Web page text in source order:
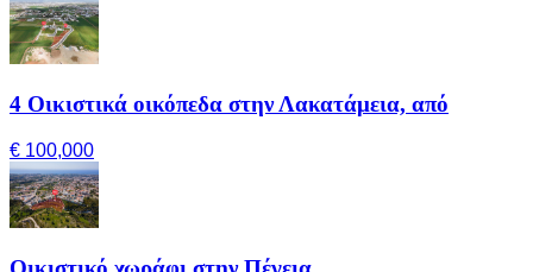
4 Οικιστικά οικόπεδα στην Λακατάμεια, από
€ 100,000